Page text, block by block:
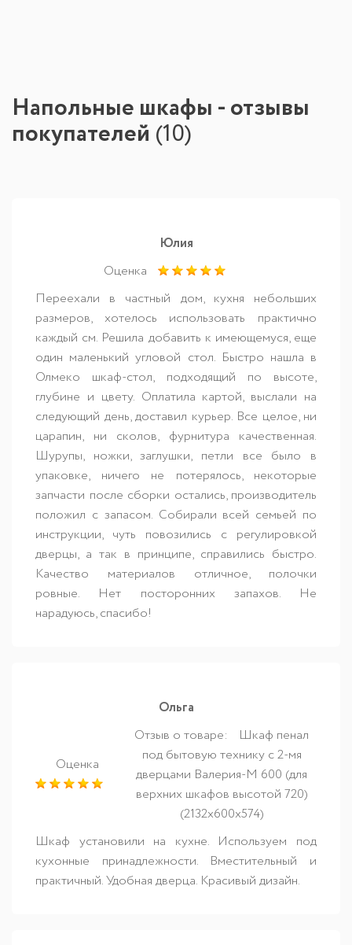
Напольные шкафы - отзывы
покупателей (10)
Юлия
Оценка
Переехали в частный дом, кухня небольших
размеров, хотелось использовать практично
каждый см. Решила добавить к имеющемуся, еще
один маленький угловой стол. Быстро нашла в
Олмеко шкаф-стол, подходящий по высоте,
глубине и цвету. Оплатила картой, выслали на
следующий день, доставил курьер. Все целое, ни
царапин, ни сколов, фурнитура качественная.
Шурупы, ножки, заглушки, петли все было в
упаковке, ничего не потерялось, некоторые
запчасти после сборки остались, производитель
положил с запасом. Собирали всей семьей по
инструкции, чуть повозились с регулировкой
дверцы, а так в принципе, справились быстро.
Качество материалов отличное, полочки
ровные. Нет посторонних запахов. Не
нарадуюсь, спасибо!
Ольга
Оценка
Отзыв о товаре:
Шкаф пенал
под бытовую технику с 2-мя
дверцами Валерия-М 600 (для
верхних шкафов высотой 720)
(2132х600х574)
Шкаф установили на кухне. Используем под
кухонные принадлежности. Вместительный и
практичный. Удобная дверца. Красивый дизайн.